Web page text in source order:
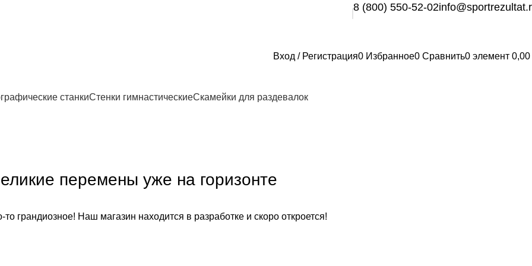
8 (800) 550-52-02
Вход / Регистрация0 Избранное0 Сравнить0 элемент 0,00
станкиСтенки гимнастическиеСкамейки для раздевалок
перемены уже на горизонте
то грандиозное! Наш магазин находится в разработке и скоро откроется!